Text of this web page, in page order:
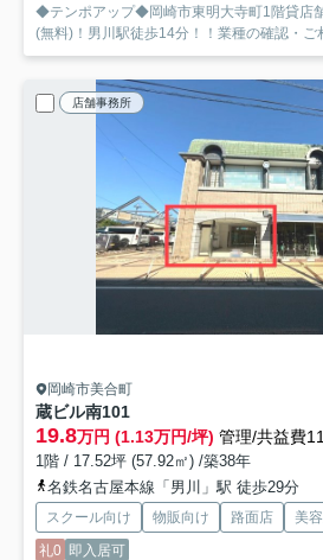
◆テンポアップ◆岡崎市東明大寺町1階貸店
(無料)！男川駅徒歩14分！！業種の確認・ご
店舗事務所
岡崎市美合町
蔵ビル南101
19.8万円 (1.13万円/坪) 管理/共益費
1階 / 17.52坪 (57.92㎡) /築38年
名鉄名古屋本線「男川」駅 徒歩29分
スクール向け 物販向け 路面店
美
礼0 即入居可